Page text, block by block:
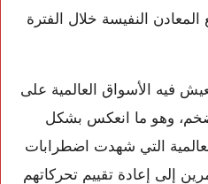
النفيسة خلال الفترة
فيه الأسواق العالمية على
وهو ما انعكس بشكل
التي شهدت اضطرابات
إلى إعادة تقييم تحركاتهم